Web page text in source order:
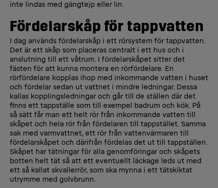
inte lindas med gängtejp eller lin.
Fördelarskåp för tappvatten
I dag används fördelarskåp i ett rörsystem för tappvatten.
Det är ett skåp som placeras centralt i ett hus och i
anslutning till ett våtrum. I fördelarskåpet sitter det
fästen för att kunna montera en rörfördelare. En
rörfördelare kopplas ihop med inkommande vatten i huset
och fördelar sedan ut vattnet i mindre ledningar. Dessa
kallas kopplingsledningar och går till de ställen där det
finns ett tappställe som till exempel badrum och kök. På
så sätt får man ett helt rör från inkommande vatten till
skåpet och hela rör från fördelaren till tappstället. Samma
sak med varmvattnet, ett rör från vattenvärmaren till
fördelarskåpet och därifrån fördelas det ut till tappställen.
Skåpet har tätningar för alla genomföringar och skåpets
botten helt tät så att ett eventuellt läckage leds ut med
ett så kallat skvallerrör, som ska mynna i ett tätskiktat
utrymme med golvbrunn.